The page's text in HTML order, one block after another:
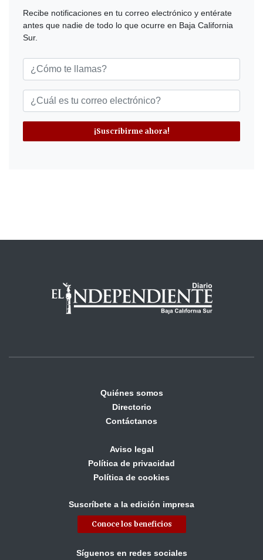
Recibe notificaciones en tu correo electrónico y entérate
antes que nadie de todo lo que ocurre en Baja California
Sur.
¡Suscribirme ahora!
Quiénes somos
Directorio
Contáctanos
Aviso legal
Política de privacidad
Política de cookies
Suscríbete a la edición impresa
Conoce los beneficios
Síguenos en redes sociales